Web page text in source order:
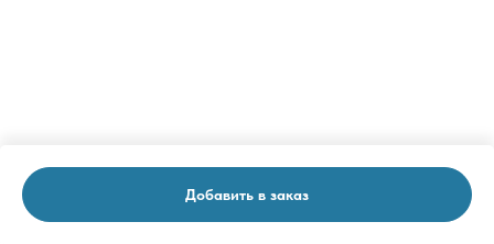
Добавить в заказ